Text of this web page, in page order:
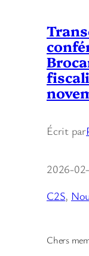
Écrit par
2026-
C2S,
Chers